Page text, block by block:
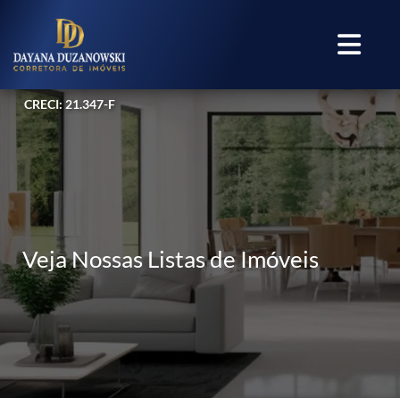
CRECI: 21.347-F
Veja Nossas Listas de Imóveis